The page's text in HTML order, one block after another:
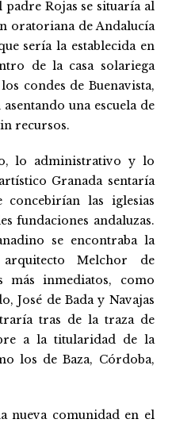
padre Rojas se situaría al
oratoriana de Andalucía
sería la establecida en
de la casa solariega
condes de Buenavista,
una escuela de
recursos.
lo administrativo y lo
Granada sentaría
concebirían las iglesias
fundaciones andaluzas.
se encontraba la
Melchor de
inmediatos, como
José de Bada y Navajas
tras de la traza de
a la titularidad de la
los de Baza, Córdoba,
nueva comunidad en el